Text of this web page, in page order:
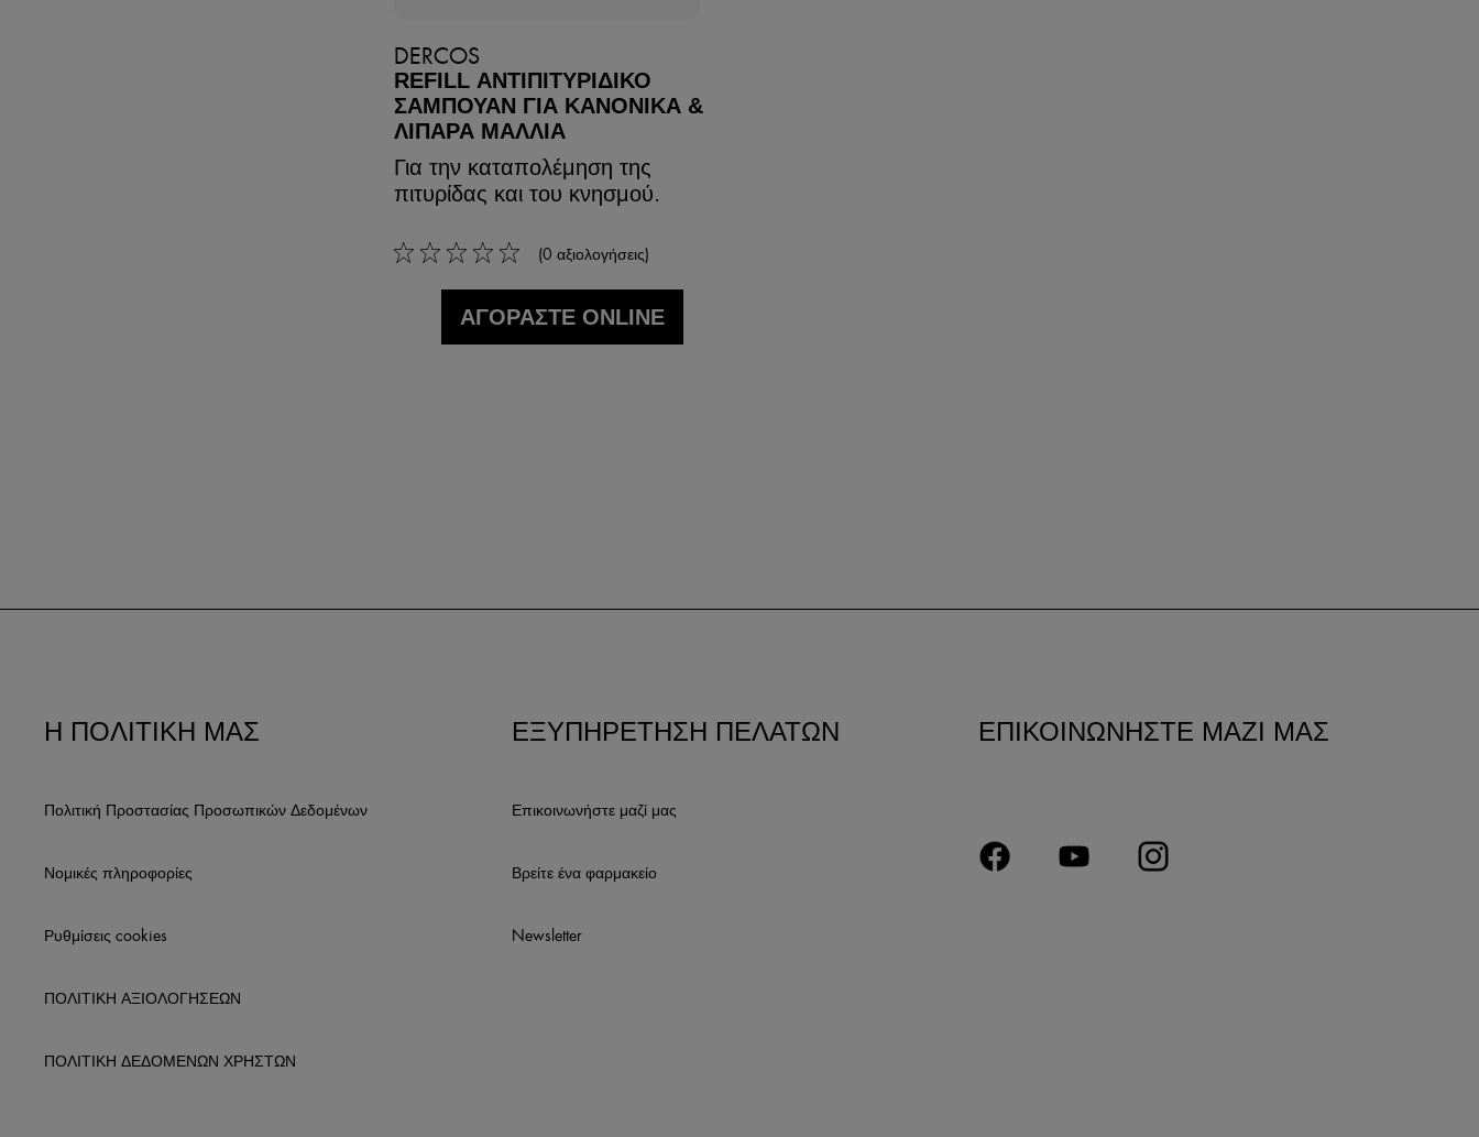
DERCOS
REFILL ΑΝΤΙΠΙΤΥΡΙΔΙΚΌ
ΣΑΜΠΟΥΆΝ ΓΙΑ ΚΑΝΟΝΙΚΆ &
ΛΙΠΑΡΆ ΜΑΛΛΙΆ
Για την καταπολέμηση της
πιτυρίδας και του κνησμού.
0/5 (0 αξιολογήσεις)
ΑΓΟΡΑΣΤΕ ONLINE
Η ΠΟΛΙΤΙΚΗ ΜΑΣ
Πολιτική Προστασίας Προσωπικών Δεδομένων
Νομικές πληροφορίες
Ρυθμίσεις cookies
ΠΟΛΙΤΙΚΗ ΑΞΙΟΛΟΓΗΣΕΩΝ
ΠΟΛΙΤΙΚΗ ΔΕΔΟΜΕΝΩΝ ΧΡΗΣΤΩΝ
ΕΞΥΠΗΡΕΤΗΣΗ ΠΕΛΑΤΩΝ
Επικοινωνήστε μαζί μας
Βρείτε ένα φαρμακείο
Newsletter
ΕΠΙΚΟΙΝΩΝΗΣΤΕ ΜΑΖΙ ΜΑΣ